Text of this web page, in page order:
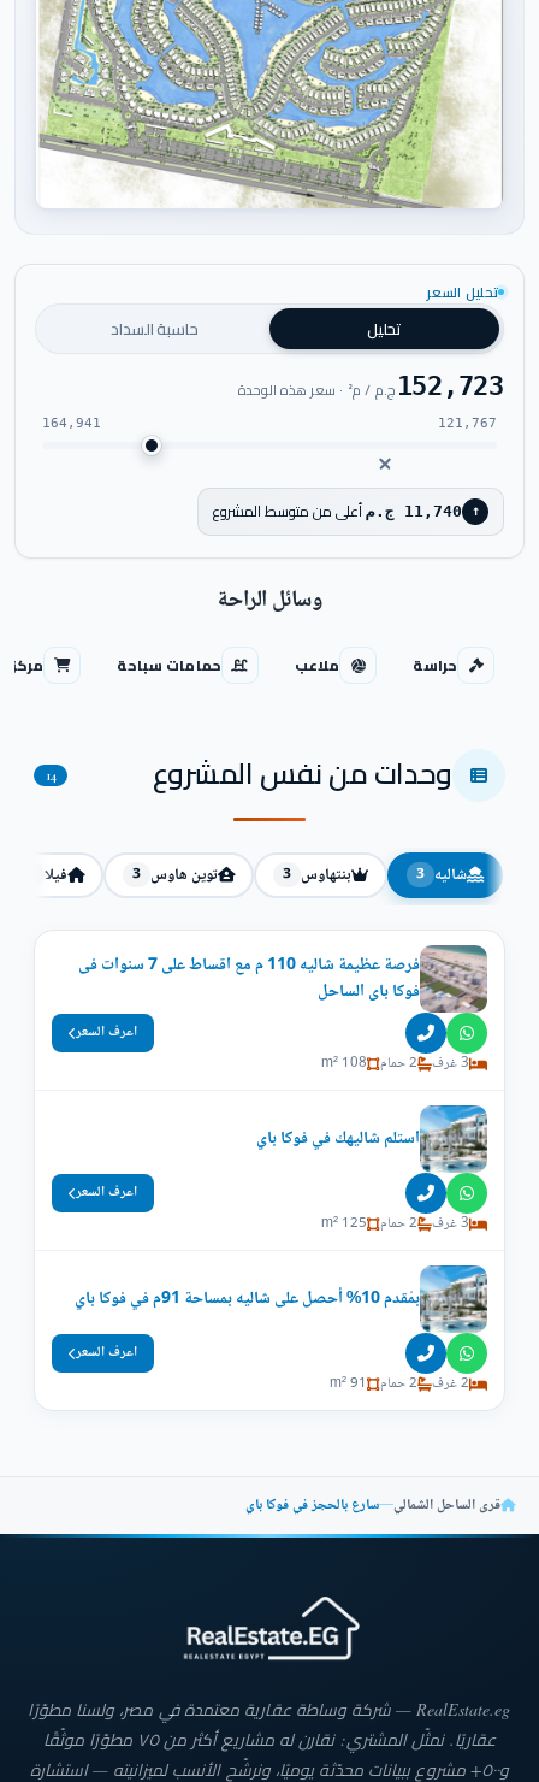
تحليل السعر
تحليل حاسبة السداد
152,723ج.م / م² · سعر هذه الوحدة
121,767
164,941
↑ 11,740 ج.م أعلى من متوسط المشروع
وسائل الراحة
حراسة ملاعب حمامات سباحة مركز
وحدات من نفس المشروع 14
شاليه 3 بنتهاوس 3 توين هاوس 3 فيلا
فرصة عظيمة شاليه 110 م مع اقساط على 7 سنوات فى
فوكا باى الساحل
3 غرف 2 حمام 108 m²
اعرف السعر
استلم شاليهك في فوكا باي
3 غرف 2 حمام 125 m²
اعرف السعر
بمُقدم 10% أحصل على شاليه بمساحة 91م في فوكا باي
2 غرف 2 حمام 91 m²
اعرف السعر
قرى الساحل الشمالي—سارع بالحجز في فوكا باي
RealEstate.eg — شركة وساطة عقارية معتمدة في مصر، ولسنا مطوّرًا
عقاريًا. نمثّل المشتري: نقارن له مشاريع أكثر من ٧٥ مطوّرًا موثّقًا
و٥٠٠+ مشروع ببيانات محدّثة يوميًا، ونرشّح الأنسب لميزانيته — استشارة